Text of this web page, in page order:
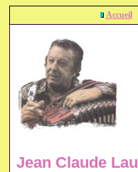
Accueil
Jean Claude